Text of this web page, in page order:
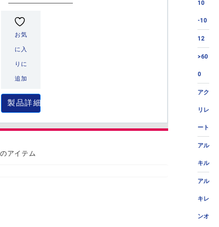
10
-10
12
>60
0
アク
リレ
ート
アル
キル
アル
キレ
ンオ
お気
に入
りに
追加
製品詳細
アイテム